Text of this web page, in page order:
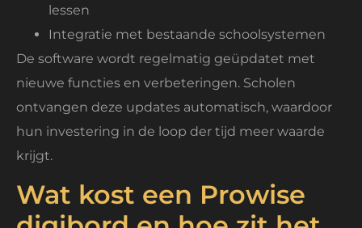
lessen
Integratie met bestaande schoolsystemen
De software wordt regelmatig geüpdatet met
nieuwe functies en verbeteringen. Scholen
ontvangen deze updates automatisch, waardoor
hun investering in de loop der tijd meer waarde
krijgt.
Wat kost een Prowise